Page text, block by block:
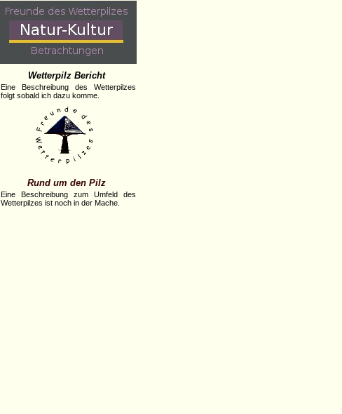
Wetterpilz Bericht
Eine Beschreibung des Wetterpilzes
folgt sobald ich dazu komme.
Rund um den Pilz
Eine Beschreibung zum Umfeld des
Wetterpilzes ist noch in der Mache.